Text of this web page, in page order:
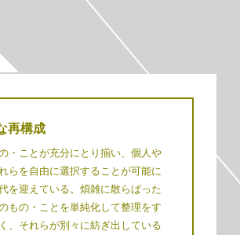
再構成
・ことが充分にとり揃い、個人や
らを自由に選択することが可能に
を迎えている。煩雑に散らばった
もの・ことを単純化して整理をす
、それらが別々に紡ぎ出している